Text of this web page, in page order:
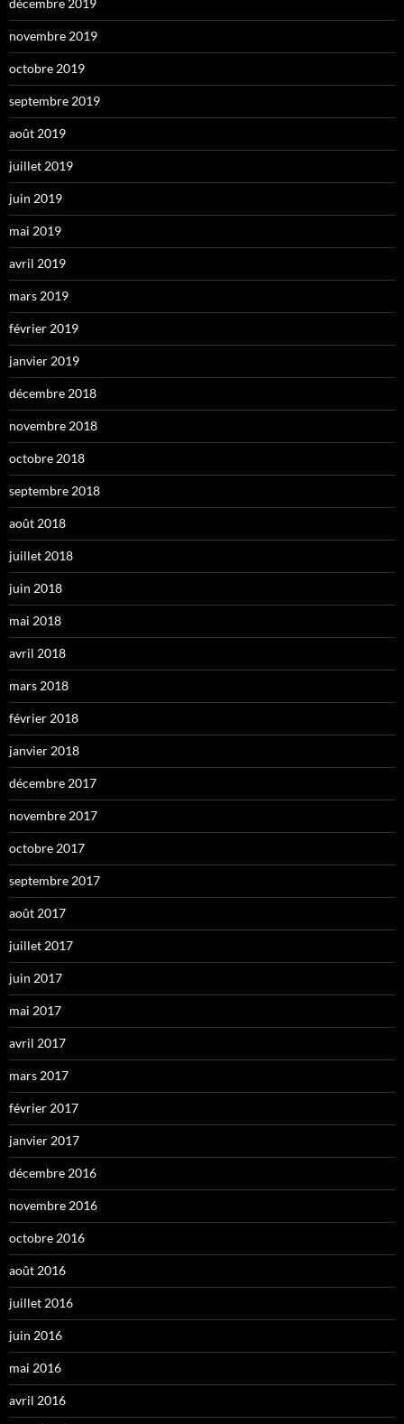
décembre 2019
novembre 2019
octobre 2019
septembre 2019
août 2019
juillet 2019
juin 2019
mai 2019
avril 2019
mars 2019
février 2019
janvier 2019
décembre 2018
novembre 2018
octobre 2018
septembre 2018
août 2018
juillet 2018
juin 2018
mai 2018
avril 2018
mars 2018
février 2018
janvier 2018
décembre 2017
novembre 2017
octobre 2017
septembre 2017
août 2017
juillet 2017
juin 2017
mai 2017
avril 2017
mars 2017
février 2017
janvier 2017
décembre 2016
novembre 2016
octobre 2016
août 2016
juillet 2016
juin 2016
mai 2016
avril 2016